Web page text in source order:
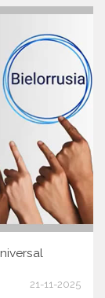
21-11-2025